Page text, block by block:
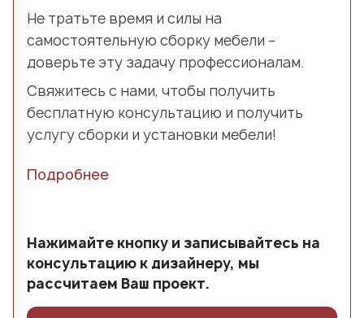
Не тратьте время и силы на
самостоятельную сборку мебели –
доверьте эту задачу профессионалам.
Свяжитесь с нами, чтобы получить
бесплатную консультацию и получить
услугу сборки и установки мебели!
Подробнее
Нажимайте кнопку и записывайтесь на
консультацию к дизайнеру, мы
рассчитаем Ваш проект.